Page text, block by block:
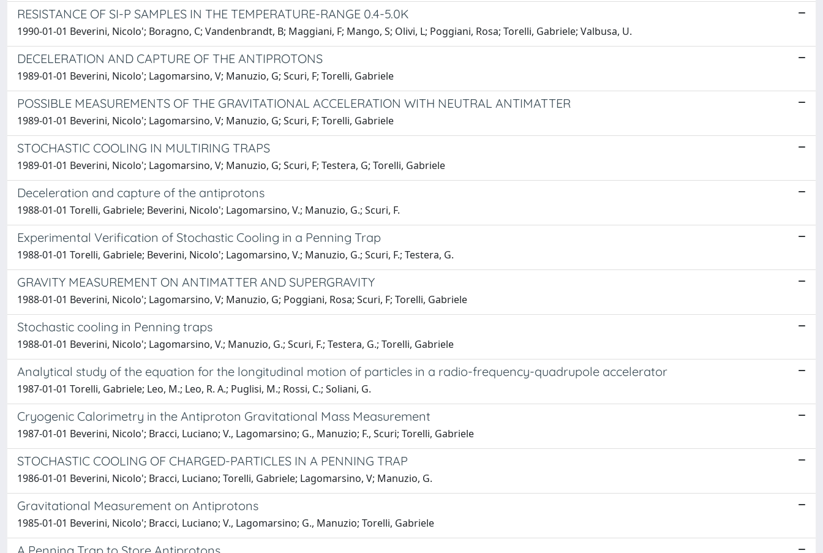
RESISTANCE OF SI-P SAMPLES IN THE TEMPERATURE-RANGE 0.4-5.0K
1990-01-01 Beverini, Nicolo'; Boragno, C; Vandenbrandt, B; Maggiani, F; Mango, S; Olivi, L; Poggiani, Rosa; Torelli, Gabriele; Valbusa, U.
DECELERATION AND CAPTURE OF THE ANTIPROTONS
1989-01-01 Beverini, Nicolo'; Lagomarsino, V; Manuzio, G; Scuri, F; Torelli, Gabriele
POSSIBLE MEASUREMENTS OF THE GRAVITATIONAL ACCELERATION WITH NEUTRAL ANTIMATTER
1989-01-01 Beverini, Nicolo'; Lagomarsino, V; Manuzio, G; Scuri, F; Torelli, Gabriele
STOCHASTIC COOLING IN MULTIRING TRAPS
1989-01-01 Beverini, Nicolo'; Lagomarsino, V; Manuzio, G; Scuri, F; Testera, G; Torelli, Gabriele
Deceleration and capture of the antiprotons
1988-01-01 Torelli, Gabriele; Beverini, Nicolo'; Lagomarsino, V.; Manuzio, G.; Scuri, F.
Experimental Verification of Stochastic Cooling in a Penning Trap
1988-01-01 Torelli, Gabriele; Beverini, Nicolo'; Lagomarsino, V.; Manuzio, G.; Scuri, F.; Testera, G.
GRAVITY MEASUREMENT ON ANTIMATTER AND SUPERGRAVITY
1988-01-01 Beverini, Nicolo'; Lagomarsino, V; Manuzio, G; Poggiani, Rosa; Scuri, F; Torelli, Gabriele
Stochastic cooling in Penning traps
1988-01-01 Beverini, Nicolo'; Lagomarsino, V.; Manuzio, G.; Scuri, F.; Testera, G.; Torelli, Gabriele
Analytical study of the equation for the longitudinal motion of particles in a radio-frequency-quadrupole accelerator
1987-01-01 Torelli, Gabriele; Leo, M.; Leo, R. A.; Puglisi, M.; Rossi, C.; Soliani, G.
Cryogenic Calorimetry in the Antiproton Gravitational Mass Measurement
1987-01-01 Beverini, Nicolo'; Bracci, Luciano; V., Lagomarsino; G., Manuzio; F., Scuri; Torelli, Gabriele
STOCHASTIC COOLING OF CHARGED-PARTICLES IN A PENNING TRAP
1986-01-01 Beverini, Nicolo'; Bracci, Luciano; Torelli, Gabriele; Lagomarsino, V; Manuzio, G.
Gravitational Measurement on Antiprotons
1985-01-01 Beverini, Nicolo'; Bracci, Luciano; V., Lagomarsino; G., Manuzio; Torelli, Gabriele